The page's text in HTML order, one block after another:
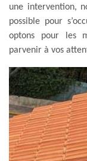
une intervention,
possible pour
optons pour les
parvenir à vos